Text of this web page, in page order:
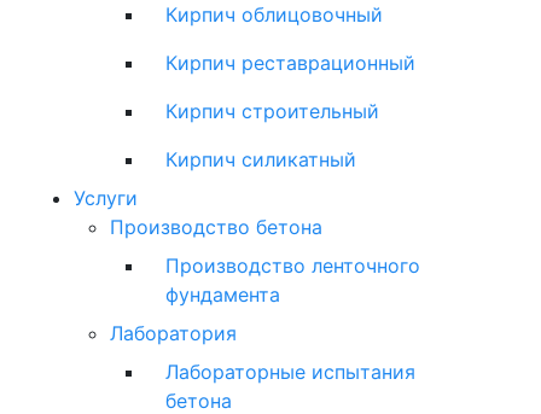
Кирпич облицовочный
Кирпич реставрационный
Кирпич строительный
Кирпич силикатный
Услуги
Производство бетона
Производство ленточного
фундамента
Лаборатория
Лабораторные испытания
бетона